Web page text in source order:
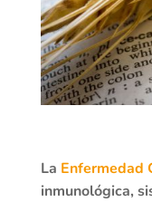
La Enfermedad
inmunológica,